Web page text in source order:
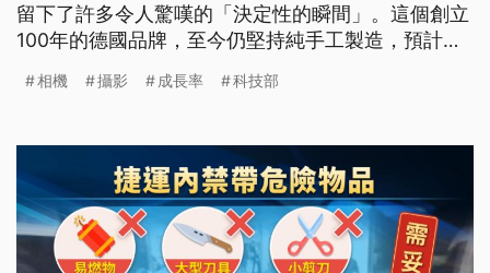
留下了許多令人驚嘆的「決定性的瞬間」。這個創立
100年的德國品牌，至今仍堅持純手工製造，預計
成長率將近10%。
相機 攝影 成長率 科技部